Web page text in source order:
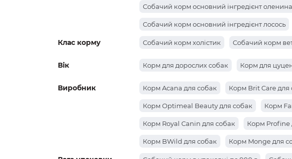
Собачий корм основний інгредієнт оленина
Собачий корм основний інгредієнт лосось
Собачий корм основний інгредієнт груша
Клас корму Собачий корм холістик Собачий корм
Вік Корм для дорослих собак Корм для
Виробник Корм Acana для собак Корм Brit Care для
Корм Optimeal Beauty для собак Корм
Корм Royal Canin для собак Корм Profine
Корм BWild для собак Корм Monge для